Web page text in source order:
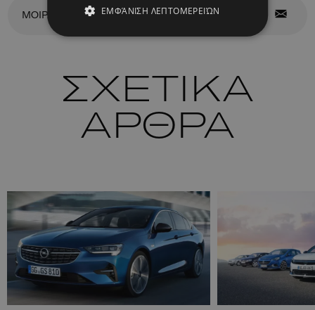
ΜΟΙΡΑΣΤΕΙΤΕ ΤΟ
ΣΧΕΤΙΚΑ
ΑΡΘΡΑ
ΕΜΦΆΝΙΣΗ ΛΕΠΤΟΜΕΡΕΙΏΝ